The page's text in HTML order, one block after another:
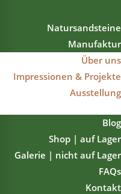
Natursandsteine
Manufaktur
Über uns
Impressionen & Projekte
Ausstellung
Blog
Shop | auf Lager
Galerie | nicht auf Lager
FAQs
Kontakt